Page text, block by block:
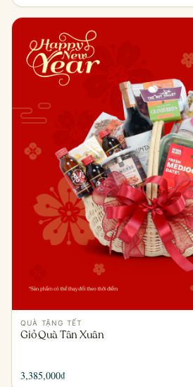
QUÀ TẶNG TẾT
Giỏ Quà Tân Xuân
3,385,000₫